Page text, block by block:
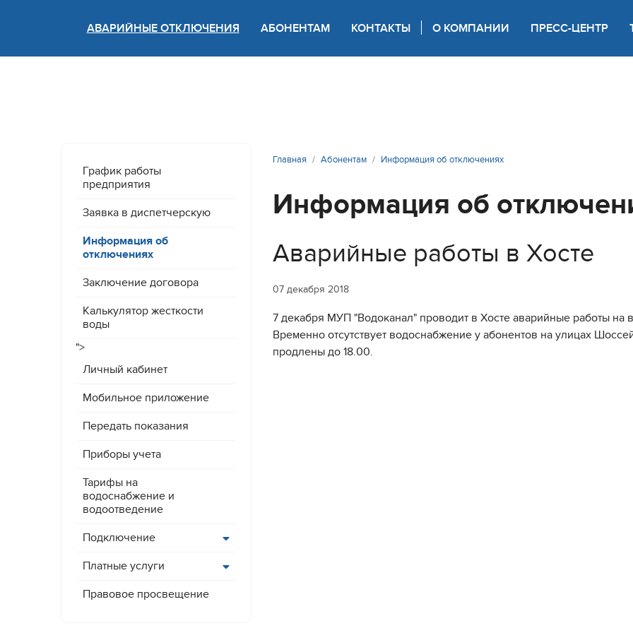
Версия для слабовидящих
АВАРИЙНЫЕ ОТКЛЮЧЕНИЯ АБОНЕНТАМ КОНТАКТЫ О КОМПАНИИ ПРЕСС-ЦЕНТР
График работы
предприятия
Заявка в диспетчерскую
Информация об
отключениях
Заключение договора
Калькулятор жесткости
воды
">
Личный кабинет
Мобильное приложение
Передать показания
Приборы учета
Тарифы на
водоснабжение и
водоотведение
Подключение
Платные услуги
Правовое просвещение
Главная Абонентам Информация об отключениях
Информация об
Аварийные работы в Хосте
07 декабря 2018
7 декабря МУП "Водоканал" проводит в Хосте аварийные работы на
Временно отсутствует водоснабжение у абонентов на улицах
продлены до 18.00.